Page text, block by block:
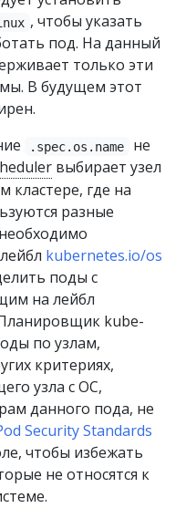
, чтобы указать
под. На данный
только эти
В будущем этот
.spec.os.name
не
выбирает узел
кластере, где на
разные
kubernetes.io/os
поды с
на лейбл
kube-
по узлам,
критериях,
узла с ОС,
данного пода, не
Security Standards
чтобы избежать
не относятся к